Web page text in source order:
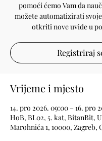
pomoći ćemo Vam da
možete automatizirati
otkriti nove uvide u
Registriraj
Vrijeme i mjesto
14. pro 2026. 09:00 – 16. pro
HoB, BL02, 5. kat, BitanBit,
Marohnića 1, 10000, Zagreb,